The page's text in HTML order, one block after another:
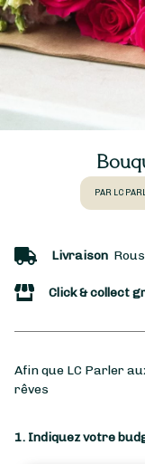
PAR LC
Livraison
Click & collect
Afin que LC Parler
rêves
1. Indiquez votre